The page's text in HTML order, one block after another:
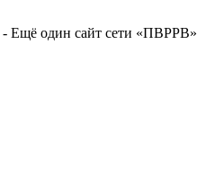
- Ещё один сайт сети «ПВРРВ»